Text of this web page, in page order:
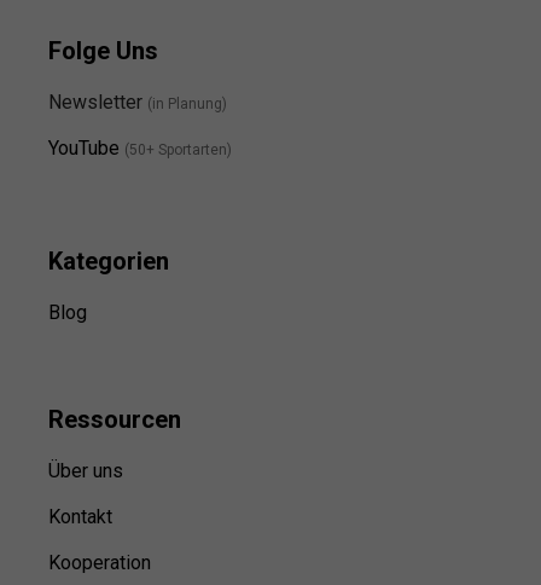
Folge Uns
Newsletter (in Planung)
YouTube (50+ Sportarten)
Kategorien
Blog
Ressourcen
Über uns
Kontakt
Kooperation